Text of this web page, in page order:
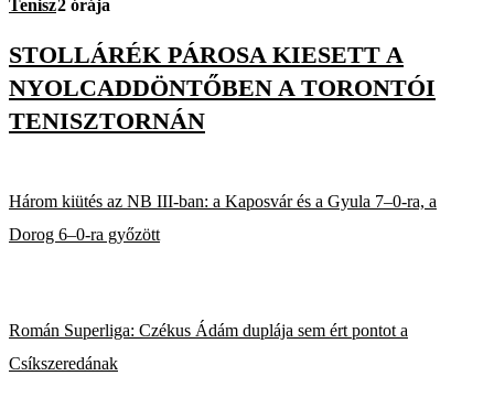
Tenisz2 órája
STOLLÁRÉK PÁROSA KIESETT A
NYOLCADDÖNTŐBEN A TORONTÓI
TENISZTORNÁN
Három kiütés az NB III-ban: a Kaposvár és a Gyula 7–0-ra, a
Dorog 6–0-ra győzött
Román Superliga: Czékus Ádám duplája sem ért pontot a
Csíkszeredának